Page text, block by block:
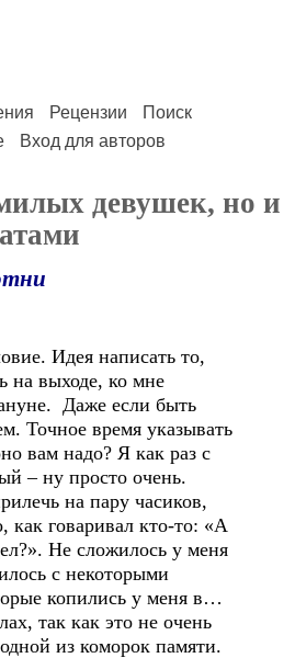
Рецензии
Поиск
Вход для авторов
девушек, но и
Идея написать то,
на выходе, ко мне
Даже если быть
Точное время указывать
вам надо? Я как раз с
– ну просто очень.
на пару часиков,
как говаривал кто-то: «А
Не сложилось у меня
с некоторыми
копились у меня в…
так как это не очень
из коморок памяти.